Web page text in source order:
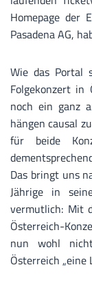
Homepage der
Pasadena AG,
Wie das Portal
Folgekonzert in
noch ein ganz
hängen causal
für beide
Das bringt uns
Jährige in
vermutlich: Mit
Österreich-
nun wohl
Österreich „eine